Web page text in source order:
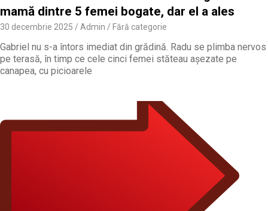
mamă dintre 5 femei bogate, dar el a ales
30 decembrie 2025 Admin Fără categorie
Gabriel nu s-a întors imediat din grădină. Radu se plimba nervos
pe terasă, în timp ce cele cinci femei stăteau așezate pe
canapea, cu picioarele